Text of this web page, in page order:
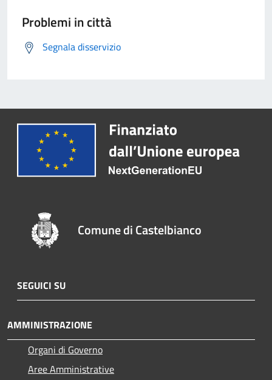
Problemi in città
Segnala disservizio
Comune di Castelbianco
SEGUICI SU
AMMINISTRAZIONE
Organi di Governo
Aree Amministrative